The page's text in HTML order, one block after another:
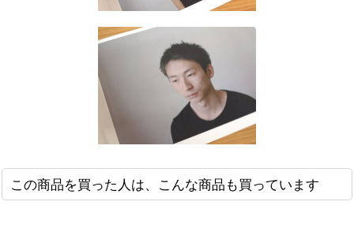
この商品を買った人は、こんな商品も買っています